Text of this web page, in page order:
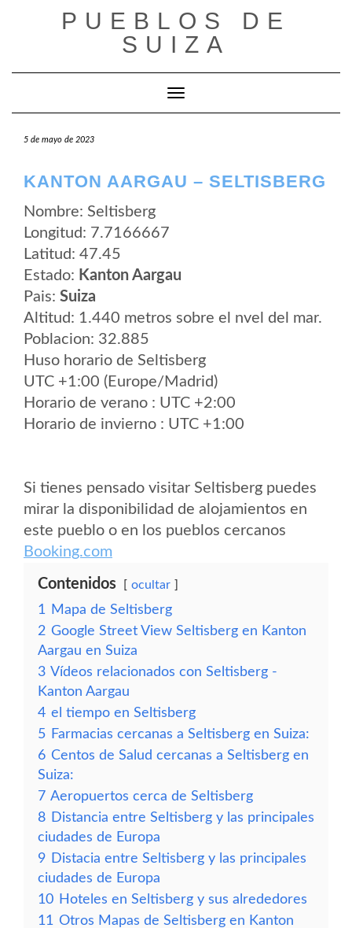
PUEBLOS DE
SUIZA
Cambiar modo de navegación
5 de mayo de 2023
KANTON AARGAU – SELTISBERG
Nombre: Seltisberg
Longitud: 7.7166667
Latitud: 47.45
Estado: Kanton Aargau
Pais: Suiza
Altitud: 1.440 metros sobre el nvel del mar.
Poblacion: 32.885
Huso horario de Seltisberg
UTC +1:00 (Europe/Madrid)
Horario de verano : UTC +2:00
Horario de invierno : UTC +1:00
Si tienes pensado visitar Seltisberg puedes
mirar la disponibilidad de alojamientos en
este pueblo o en los pueblos cercanos
Booking.com
Contenidos ocultar
1
Mapa de Seltisberg
2 Google Street View Seltisberg en Kanton
Aargau en Suiza
3 Vídeos relacionados con Seltisberg -
Kanton Aargau
4 el tiempo en Seltisberg
5 Farmacias cercanas a Seltisberg en Suiza:
6 Centos de Salud cercanas a Seltisberg en
Suiza:
7 Aeropuertos cerca de Seltisberg
8 Distancia entre Seltisberg y las principales
ciudades de Europa
9 Distacia entre Seltisberg y las principales
ciudades de Europa
10 Hoteles en Seltisberg y sus alrededores
11 Otros Mapas de Seltisberg en Kanton